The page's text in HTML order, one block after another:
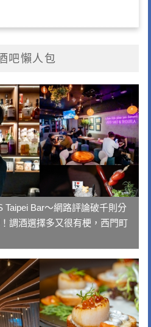
吧懶人包
Taipei Bar～網路評論破千則分
調酒選擇多又很有梗，西門町